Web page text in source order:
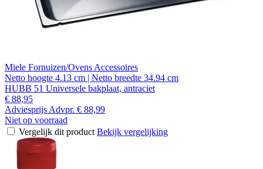
Miele Fornuizen/Ovens Accessoires
Netto hoogte 4.13 cm | Netto breedte 34.94 cm
HUBB 51 Universele bakplaat, antraciet
€ 88,95
Adviesprijs Advpr. € 88,99
Niet op voorraad
Vergelijk dit product Bekijk vergelijking